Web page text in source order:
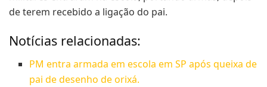
de terem recebido a ligação do pai.
Notícias relacionadas:
PM entra armada em escola em SP após queixa de
pai de desenho de orixá.